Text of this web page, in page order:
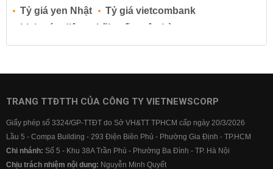
Tỷ giá yen Nhật
Tỷ giá vietcombank
Lịch cúp điện
Lãi suất ngân hàng
Lãi suất tiết kiệm
Lãi suất tiền gửi
Lãi suất ngân hàng BIDV
Lãi suất ngân hàng Vietcombank
TRANG TTĐTTH CỦA CÔNG TY VIETNEWSCORP
Giấy phép số 3324/GP-TTĐT do Sở VH&TT TPHCM cấp ngày 20/3/2026
Lầu 5 - Compa Building - 293 Điện Biên Phủ - Phường Gia Định - TP.HCM
Chi nhánh: Số 5 - Khu 38A Trần Phú - Phường Ba Đình - TP. Hà Nội
Chịu trách nhiệm nội dung: Nguyễn Minh Quyết